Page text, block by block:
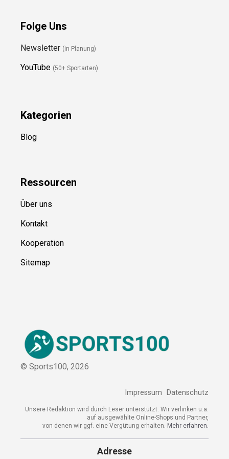
Folge Uns
Newsletter (in Planung)
YouTube (50+ Sportarten)
Kategorien
Blog
Ressourcen
Über uns
Kontakt
Kooperation
Sitemap
© Sports100, 2026
Impressum Datenschutz
Unsere Redaktion wird durch Leser unterstützt. Wir verlinken u.a.
auf ausgewählte Online-Shops und Partner,
von denen wir ggf. eine Vergütung erhalten. Mehr erfahren.
Adresse